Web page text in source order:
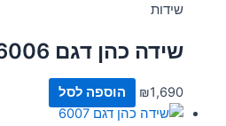
שידות
שידה כהן דגם 6006
₪1,690 הוספה לסל